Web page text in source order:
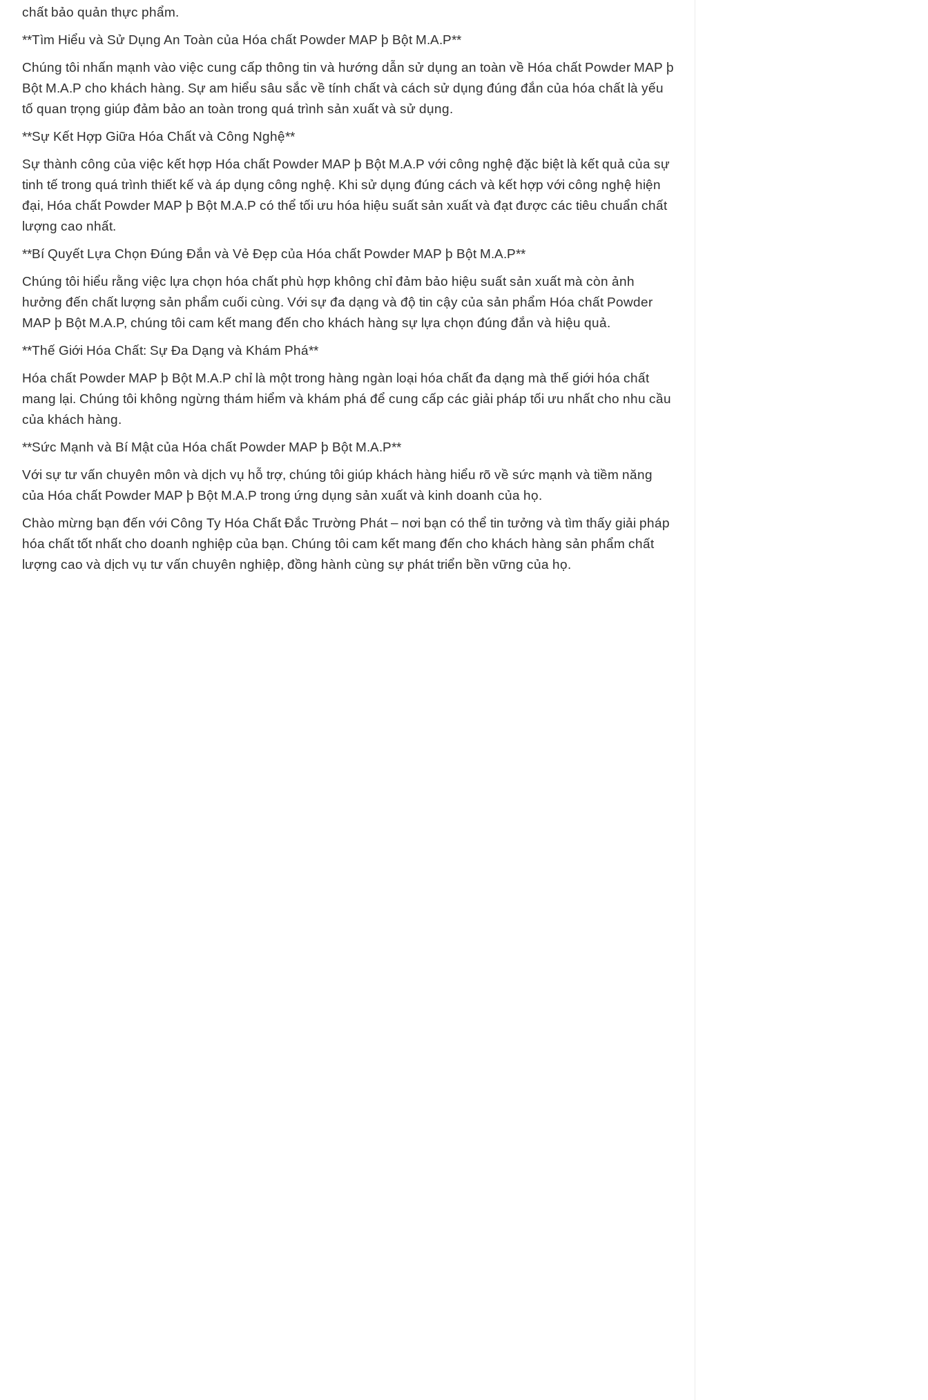
chất bảo quản thực phẩm.
**Tìm Hiểu và Sử Dụng An Toàn của Hóa chất Powder MAP þ Bột M.A.P**
Chúng tôi nhấn mạnh vào việc cung cấp thông tin và hướng dẫn sử dụng an toàn về Hóa chất Powder MAP þ
Bột M.A.P cho khách hàng. Sự am hiểu sâu sắc về tính chất và cách sử dụng đúng đắn của hóa chất là yếu
tố quan trọng giúp đảm bảo an toàn trong quá trình sản xuất và sử dụng.
**Sự Kết Hợp Giữa Hóa Chất và Công Nghệ**
Sự thành công của việc kết hợp Hóa chất Powder MAP þ Bột M.A.P với công nghệ đặc biệt là kết quả của sự
tinh tế trong quá trình thiết kế và áp dụng công nghệ. Khi sử dụng đúng cách và kết hợp với công nghệ hiện
đại, Hóa chất Powder MAP þ Bột M.A.P có thể tối ưu hóa hiệu suất sản xuất và đạt được các tiêu chuẩn chất
lượng cao nhất.
**Bí Quyết Lựa Chọn Đúng Đắn và Vẻ Đẹp của Hóa chất Powder MAP þ Bột M.A.P**
Chúng tôi hiểu rằng việc lựa chọn hóa chất phù hợp không chỉ đảm bảo hiệu suất sản xuất mà còn ảnh
hưởng đến chất lượng sản phẩm cuối cùng. Với sự đa dạng và độ tin cậy của sản phẩm Hóa chất Powder
MAP þ Bột M.A.P, chúng tôi cam kết mang đến cho khách hàng sự lựa chọn đúng đắn và hiệu quả.
**Thế Giới Hóa Chất: Sự Đa Dạng và Khám Phá**
Hóa chất Powder MAP þ Bột M.A.P chỉ là một trong hàng ngàn loại hóa chất đa dạng mà thế giới hóa chất
mang lại. Chúng tôi không ngừng thám hiểm và khám phá để cung cấp các giải pháp tối ưu nhất cho nhu cầu
của khách hàng.
**Sức Mạnh và Bí Mật của Hóa chất Powder MAP þ Bột M.A.P**
Với sự tư vấn chuyên môn và dịch vụ hỗ trợ, chúng tôi giúp khách hàng hiểu rõ về sức mạnh và tiềm năng
của Hóa chất Powder MAP þ Bột M.A.P trong ứng dụng sản xuất và kinh doanh của họ.
Chào mừng bạn đến với Công Ty Hóa Chất Đắc Trường Phát – nơi bạn có thể tin tưởng và tìm thấy giải pháp
hóa chất tốt nhất cho doanh nghiệp của bạn. Chúng tôi cam kết mang đến cho khách hàng sản phẩm chất
lượng cao và dịch vụ tư vấn chuyên nghiệp, đồng hành cùng sự phát triển bền vững của họ.